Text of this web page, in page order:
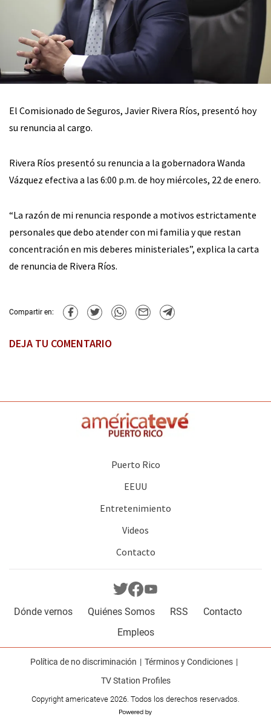
El Comisionado de Seguros, Javier Rivera Ríos, presentó hoy
su renuncia al cargo.
Rivera Ríos presentó su renuncia a la gobernadora Wanda
Vázquez efectiva a las 6:00 p.m. de hoy miércoles, 22 de enero.
“La razón de mi renuncia responde a motivos estrictamente
personales que debo atender con mi familia y que restan
concentración en mis deberes ministeriales”, explica la carta
de renuncia de Rivera Ríos.
Compartir en:
DEJA TU COMENTARIO
Puerto Rico
EEUU
Entretenimiento
Videos
Contacto
Dónde vernos Quiénes Somos RSS
Contacto
Empleos
Política de no discriminación
Términos y Condiciones
TV Station Profiles
Copyright americateve 2026. Todos los derechos reservados.